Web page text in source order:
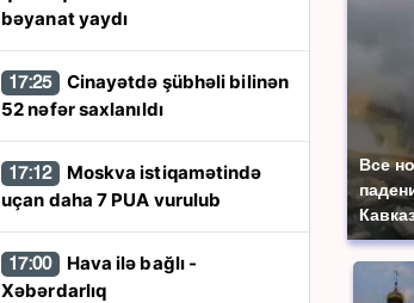
Все
bəyanat yaydı
17:25
52 nəfər saxlanıldı
17:12
uçan daha 7 PUA vurulub
17:00
Xəbərdarlıq